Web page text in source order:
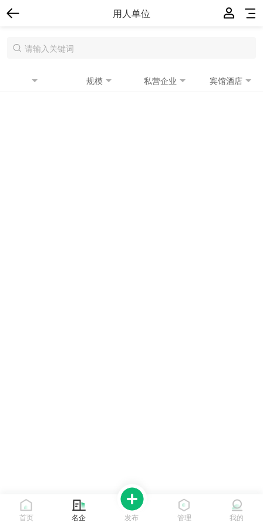
用人单位
规模 私营企业 宾馆酒店
首页 名企 发布 管理 我的